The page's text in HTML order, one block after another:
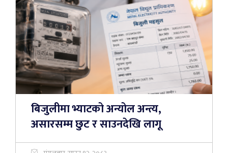
बिजुलीमा भ्याटको अन्योल अन्त्य,
असारसम्म छुट र साउनदेखि लागू